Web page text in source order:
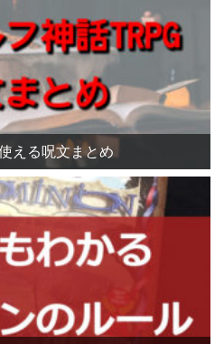
える呪文まとめ